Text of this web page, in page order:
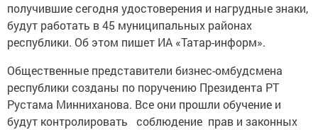
получившие сегодня удостоверения и нагрудные знаки,
будут работать в 45 муниципальных районах
республики. Об этом пишет ИА «Татар-информ».
Общественные представители бизнес-омбудсмена
республики созданы по поручению Президента РТ
Рустама Минниханова. Все они прошли обучение и
будут контролировать соблюдение прав и законных